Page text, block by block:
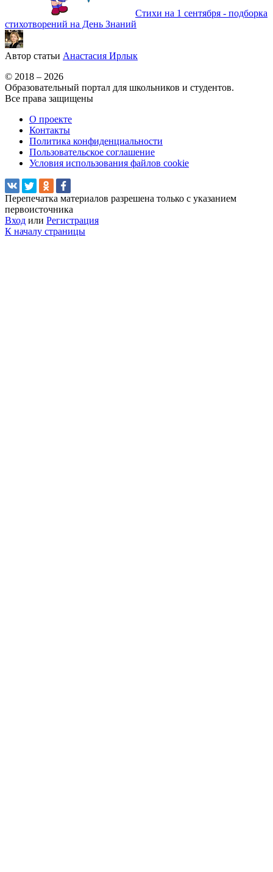
Стихи на 1 сентября - подборка
стихотворений на День Знаний
Автор статьи Анастасия Ирлык
© 2018 – 2026
Образовательный портал для школьников и студентов.
Все права защищены
О проекте
Контакты
Политика конфиденциальности
Пользовательское соглашение
Условия использования файлов cookie
Перепечатка материалов разрешена только с указанием
первоисточника
Вход или Регистрация
К началу страницы